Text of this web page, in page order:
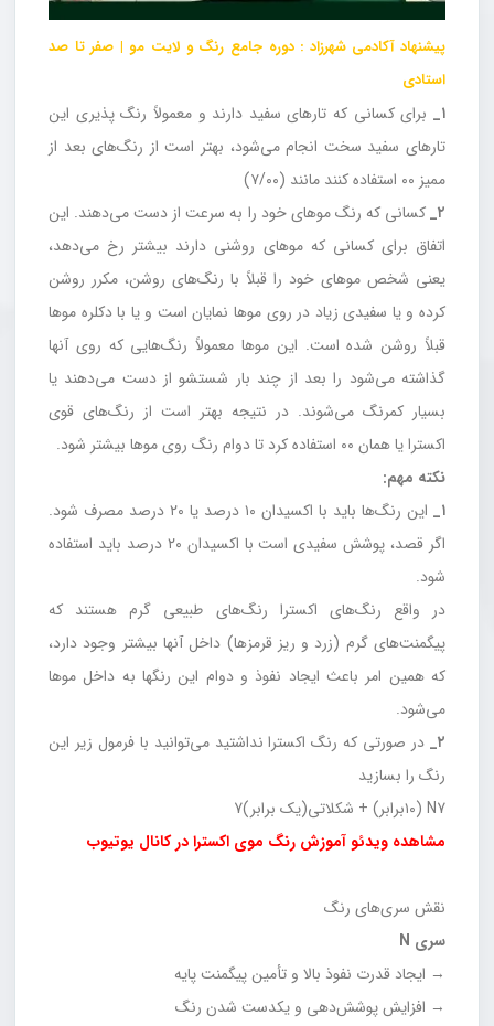
پیشنهاد آکادمی شهرزاد : دوره جامع رنگ و لایت مو | صفر تا صد
استادی
۱_
برای کسانی که تارهای سفید دارند و معمولاً رنگ پذیری این
تارهای سفید سخت انجام می‌شود، بهتر است از رنگ‌های بعد از
ممیز ۰۰ استفاده کنند مانند (۷/۰۰)
۲_ کسانی که رنگ موهای خود را به سرعت از دست می‌دهند. این
اتفاق برای کسانی که موهای روشنی دارند بیشتر رخ می‌دهد،
یعنی شخص موهای خود را قبلاً با رنگ‌های روشن، مکرر روشن
کرده و یا سفیدی زیاد در روی موها نمایان است و یا با دکلره موها
قبلاً روشن شده است. این موها معمولاً رنگ‌هایی که روی آنها
گذاشته می‌شود را بعد از چند بار شستشو از دست می‌دهند یا
بسیار کمرنگ می‌شوند‌. در نتیجه بهتر است از رنگ‌های قوی
اکسترا یا همان ۰۰ استفاده کرد تا دوام رنگ روی موها بیشتر شود.
نکته مهم:
۱_
این رنگ‌ها باید با اکسیدان ۱۰ درصد یا ۲۰ درصد مصرف شود.
اگر قصد، پوشش سفیدی است با اکسیدان ۲۰ درصد باید استفاده
شود.
در واقع رنگ‌های اکسترا رنگ‌های طبیعی گرم هستند که
پیگمنت‌های گرم (زرد و ریز قرمزها) داخل آنها بیشتر وجود دارد،
که همین امر باعث ایجاد نفوذ و دوام این رنگها به داخل موها
می‌شود.
۲_ در صورتی که رنگ اکسترا نداشتید می‌توانید با فرمول زیر این
رنگ را بسازید
N7 (۱۰برابر) + شکلاتی(یک برابر)7
مشاهده ویدئو آموزش رنگ موی اکسترا در کانال یوتیوب
نقش سری‌های رنگ
سری N
→ ایجاد قدرت نفوذ بالا و تأمین پیگمنت پایه
→ افزایش پوشش‌دهی و یکدست شدن رنگ